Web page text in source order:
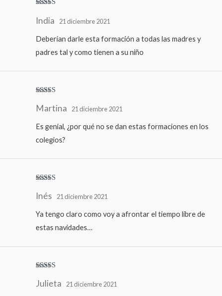
con5de 5
India 21 diciembre 2021
Deberían darle esta formación a todas las madres y
padres tal y como tienen a su niño
con5de 5
Martina 21 diciembre 2021
Es genial, ¿por qué no se dan estas formaciones en los
colegios?
con5 de 5
Inés 21 diciembre 2021
Ya tengo claro como voy a afrontar el tiempo libre de
estas navidades…
con5de 5
Julieta 21 diciembre 2021